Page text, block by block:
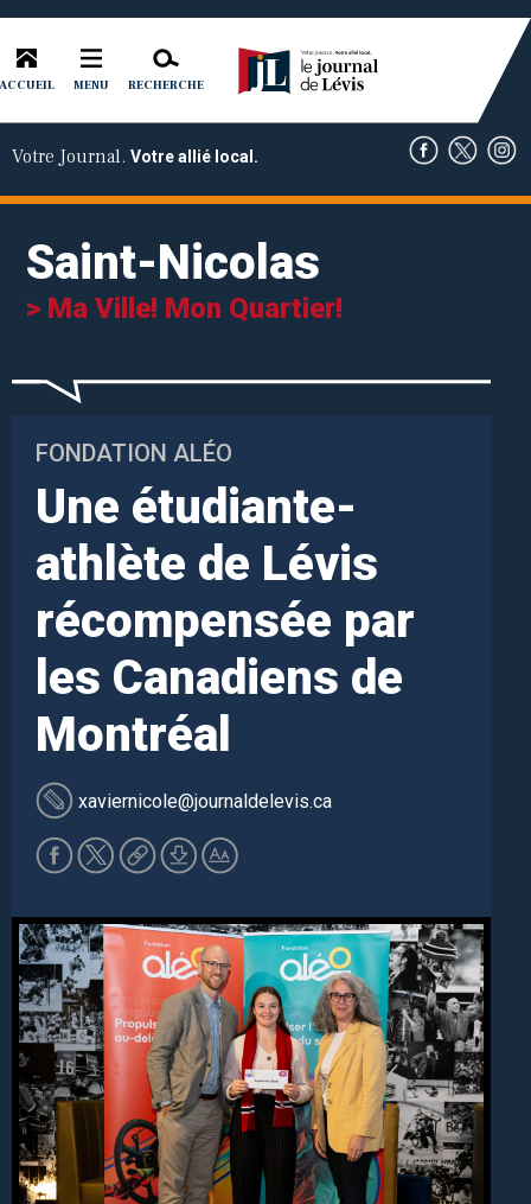
ACCUEIL MENU RECHERCHE
Votre Journal. Votre allié local.
Saint-Nicolas
> Ma Ville! Mon Quartier!
FONDATION ALÉO
Une étudiante-
athlète de Lévis
récompensée par
les Canadiens de
Montréal
xaviernicole@journaldelevis.ca